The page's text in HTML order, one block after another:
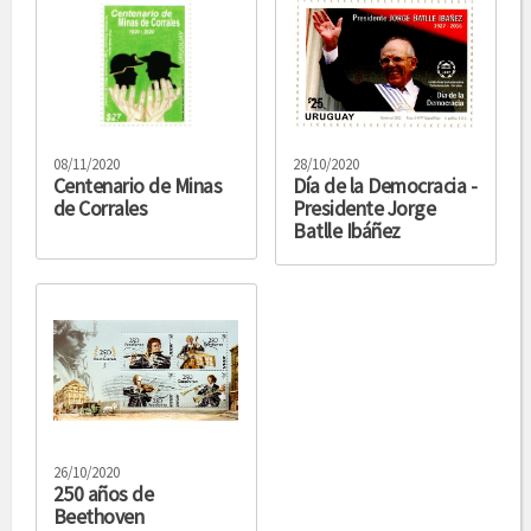
08/11/2020
Centenario de Minas
de Corrales
28/10/2020
Día de la Democracia -
Presidente Jorge
Batlle Ibáñez
26/10/2020
250 años de
Beethoven